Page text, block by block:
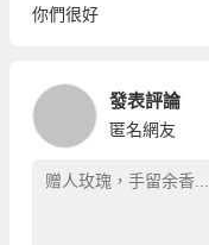
你們很好
發表評論
匿名網友